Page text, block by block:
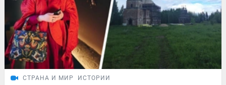
СТРАНА И МИР ИСТОРИИ